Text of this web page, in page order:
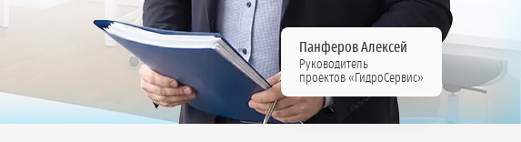
Панферов Алексей
Руководитель
проектов «ГидроСервис»